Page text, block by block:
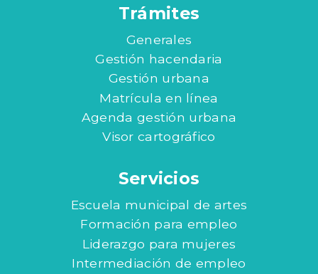
Trámites
Generales
Gestión hacendaria
Gestión urbana
Matrícula en línea
Agenda gestión urbana
Visor cartográfico
Servicios
Escuela municipal de artes
Formación para empleo
Liderazgo para mujeres
Intermediación de empleo